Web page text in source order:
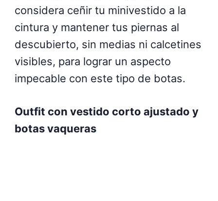
considera ceñir tu minivestido a la
cintura y mantener tus piernas al
descubierto, sin medias ni calcetines
visibles, para lograr un aspecto
impecable con este tipo de botas.
Outfit con vestido corto ajustado y
botas vaqueras